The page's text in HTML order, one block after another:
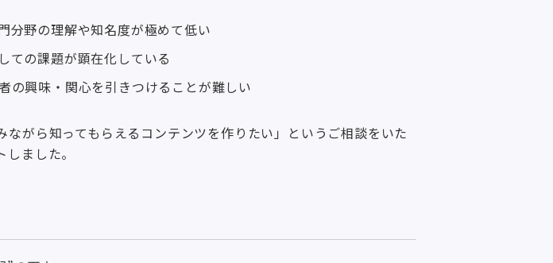
分野の理解や知名度が極めて低い
ての課題が顕在化している
の興味・関心を引きつけることが難しい
がら知ってもらえるコンテンツを作りたい」というご相談をいた
ました。